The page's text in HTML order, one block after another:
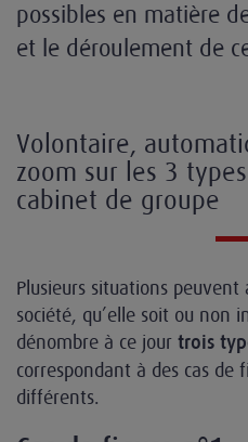
possibles en matière
et le déroulement de
Volontaire,
zoom sur les 3
cabinet de groupe
Plusieurs situations
société, qu’elle soit ou non
dénombre à ce jour trois
correspondant à des cas de
différents.